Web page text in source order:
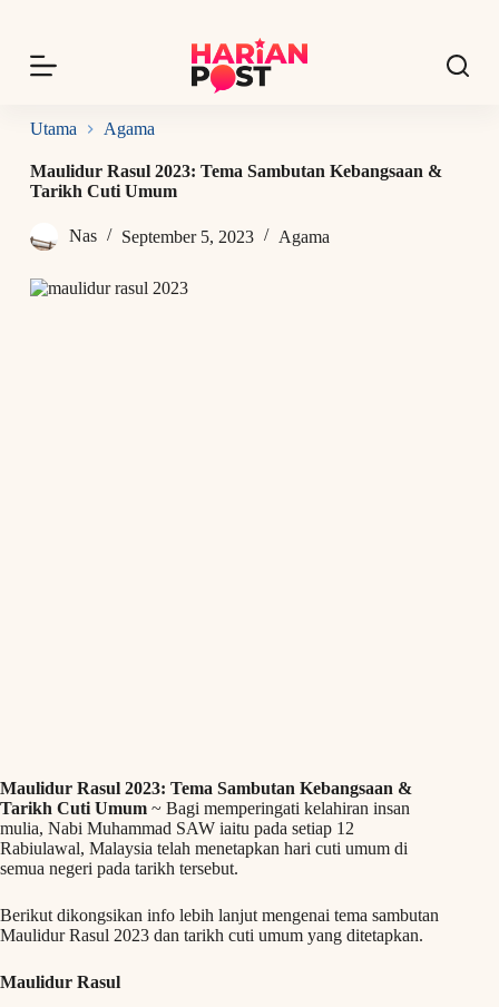
p
o
o
n
n
Utama Agama
Maulidur Rasul 2023: Tema Sambutan Kebangsaan &
Tarikh Cuti Umum
Nas September 5, 2023 Agama
Maulidur Rasul 2023: Tema Sambutan Kebangsaan &
Tarikh Cuti Umum ~ Bagi memperingati kelahiran insan
mulia, Nabi Muhammad SAW iaitu pada setiap 12
Rabiulawal, Malaysia telah menetapkan hari cuti umum di
semua negeri pada tarikh tersebut.
Berikut dikongsikan info lebih lanjut mengenai tema sambutan
Maulidur Rasul 2023 dan tarikh cuti umum yang ditetapkan.
Maulidur Rasul